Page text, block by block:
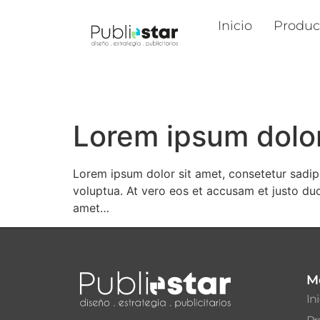
Inicio
Lorem ipsum
Lorem ipsum dolor sit amet, consetetur
voluptua. At vero eos et accusam et justo
amet…